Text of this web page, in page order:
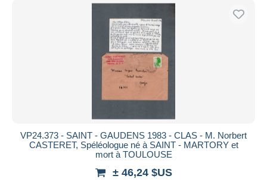
VP24.373 - SAINT - GAUDENS 1983 - CLAS - M. Norbert
CASTERET, Spéléologue né à SAINT - MARTORY et
mort à TOULOUSE
± 46,24 $US